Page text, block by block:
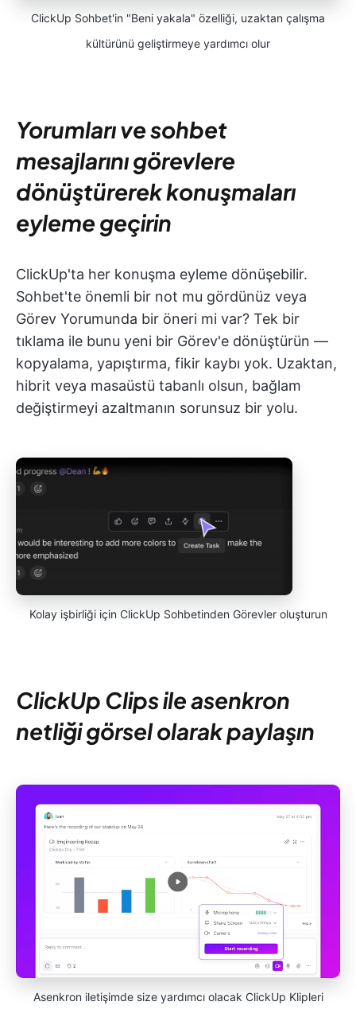
ClickUp Sohbet'in "Beni yakala" özelliği, uzaktan çalışma
kültürünü geliştirmeye yardımcı olur
Yorumları ve sohbet
mesajlarını görevlere
dönüştürerek konuşmaları
eyleme geçirin
ClickUp'ta her konuşma eyleme dönüşebilir.
Sohbet'te önemli bir not mu gördünüz veya
Görev Yorumunda bir öneri mi var? Tek bir
tıklama ile bunu yeni bir Görev'e dönüştürün —
kopyalama, yapıştırma, fikir kaybı yok. Uzaktan,
hibrit veya masaüstü tabanlı olsun, bağlam
değiştirmeyi azaltmanın sorunsuz bir yolu.
Kolay işbirliği için ClickUp Sohbetinden Görevler oluşturun
ClickUp Clips ile asenkron
netliği görsel olarak paylaşın
Asenkron iletişimde size yardımcı olacak ClickUp Klipleri